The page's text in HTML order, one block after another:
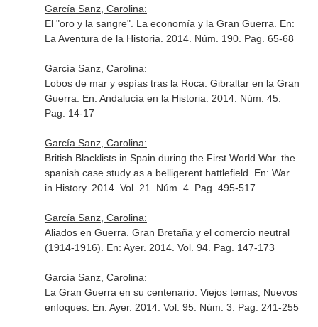
García Sanz, Carolina:
El "oro y la sangre". La economía y la Gran Guerra. En:
La Aventura de la Historia . 2014. Núm. 190. Pag. 65-68
García Sanz, Carolina:
Lobos de mar y espías tras la Roca. Gibraltar en la Gran
Guerra. En: Andalucía en la Historia . 2014. Núm. 45.
Pag. 14-17
García Sanz, Carolina:
British Blacklists in Spain during the First World War. the
spanish case study as a belligerent battlefield. En: War
in History. 2014. Vol. 21. Núm. 4. Pag. 495-517
García Sanz, Carolina:
Aliados en Guerra. Gran Bretaña y el comercio neutral
(1914-1916). En: Ayer. 2014. Vol. 94. Pag. 147-173
García Sanz, Carolina:
La Gran Guerra en su centenario. Viejos temas, Nuevos
enfoques. En: Ayer. 2014. Vol. 95. Núm. 3. Pag. 241-255